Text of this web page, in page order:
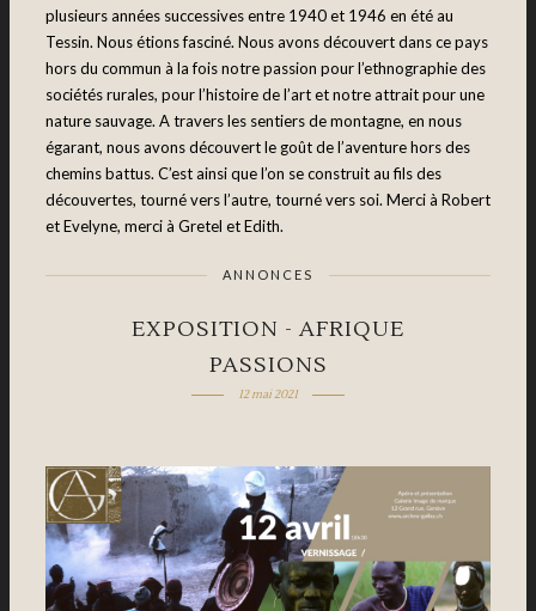
plusieurs années successives entre 1940 et 1946 en été au
Tessin. Nous étions fasciné. Nous avons découvert dans ce pays
hors du commun à la fois notre passion pour l’ethnographie des
sociétés rurales, pour l’histoire de l’art et notre attrait pour une
nature sauvage. A travers les sentiers de montagne, en nous
égarant, nous avons découvert le goût de l’aventure hors des
chemins battus. C’est ainsi que l’on se construit au fils des
découvertes, tourné vers l’autre, tourné vers soi. Merci à Robert
et Evelyne, merci à Gretel et Edith.
ANNONCES
EXPOSITION - AFRIQUE
PASSIONS
12 mai 2021